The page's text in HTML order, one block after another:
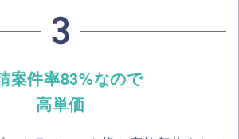
案件率83%なので
高単価